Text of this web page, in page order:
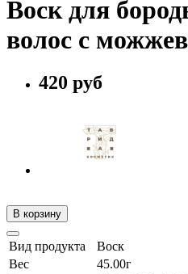
Воск для
волос с
420 руб
В корзину
Вид продукта
Воск
Вес
45.00г